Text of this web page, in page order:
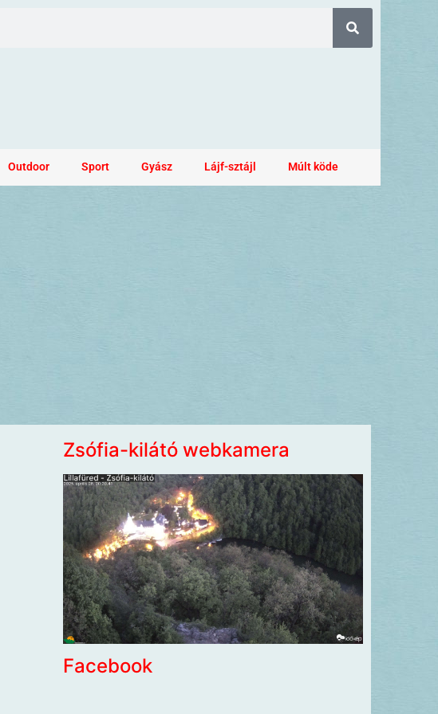
Outdoor Sport Gyász Lájf-sztájl Múlt köde
Zsófia-kilátó webkamera
Facebook